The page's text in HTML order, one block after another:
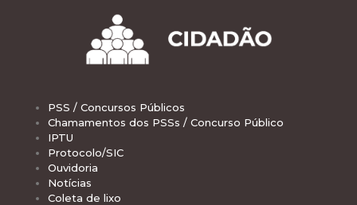
PSS / Concursos Públicos
Chamamentos dos PSSs / Concurso Público
IPTU
Protocolo/SIC
Ouvidoria
Notícias
Coleta de lixo